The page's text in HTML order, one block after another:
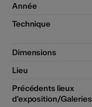
Année
Technique
Dimensions
Lieu
Précédents lieux
d'exposition/Galeries